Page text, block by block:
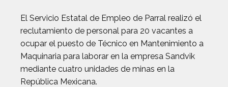
El Servicio Estatal de Empleo de Parral realizó el
reclutamiento de personal para 20 vacantes a
ocupar el puesto de Técnico en Mantenimiento a
Maquinaria para laborar en la empresa Sandvik
mediante cuatro unidades de minas en la
República Mexicana.